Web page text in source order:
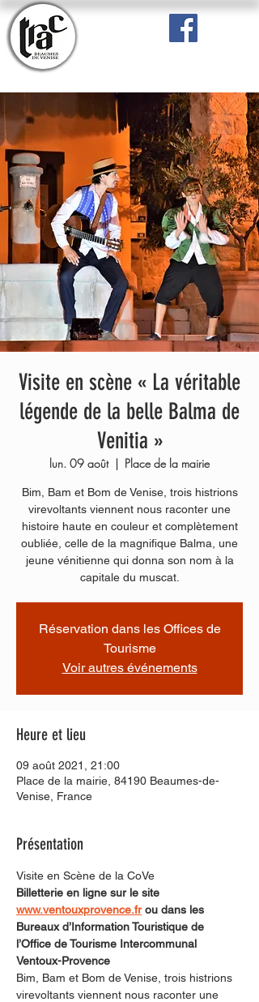
Visite en scène « La véritable
légende de la belle Balma de
Venitia »
lun. 09 août
  |
Place de la mairie
Bim, Bam et Bom de Venise, trois histrions
virevoltants viennent nous raconter une
histoire haute en couleur et complètement
oubliée, celle de la magnifique Balma, une
jeune vénitienne qui donna son nom à la
capitale du muscat.
Réservation dans les Offices de
Tourisme
Voir autres événements
Heure et lieu
09 août 2021, 21:00
Place de la mairie, 84190 Beaumes-de-
Venise, France
Présentation
Visite en Scène de la CoVe
Billetterie en ligne sur le site
www.ventouxprovence.fr ou dans les
Bureaux d’Information Touristique de
l’Office de Tourisme Intercommunal
Ventoux-Provence
Bim, Bam et Bom de Venise, trois histrions
virevoltants viennent nous raconter une